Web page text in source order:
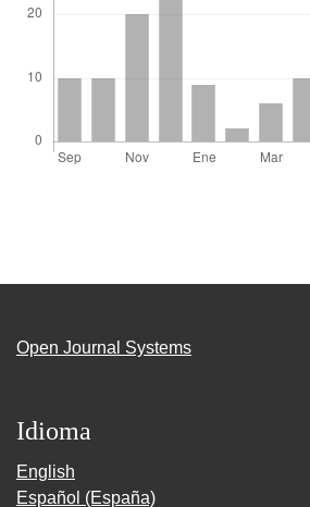
Open Journal Systems
Idioma
English
Español (España)